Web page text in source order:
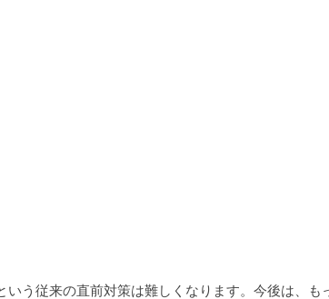
う従来の直前対策は難しくなります。今後は、